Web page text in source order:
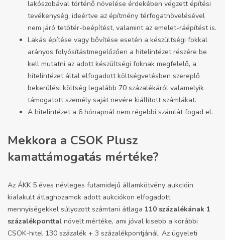
lakószobával történő növelése érdekében végzett építési
tevékenység, ideértve az építmény térfogatnövelésével
nem járó tetőtér-beépítést, valamint az emelet-ráépítést is.
Lakás építése vagy bővítése esetén a készültségi fokkal
arányos folyósítástmegelőzően a hitelintézet részére be
kell mutatni az adott készültségi foknak megfelelő, a
hitelintézet által elfogadott költségvetésben szereplő
bekerülési költség legalább 70 százalékáról valamelyik
támogatott személy saját nevére kiállított számlákat.
A hitelintézet a 6 hónapnál nem régebbi számlát fogad el.
Mekkora a CSOK Plusz
kamattámogatás mértéke?
Az ÁKK 5 éves névleges futamidejű államkötvény aukcióin
kialakult átlaghozamok adott aukciókon elfogadott
mennyiségekkel súlyozott számtani átlaga 110 százalékának 1
százalékponttal növelt mértéke, ami jóval kisebb a korábbi
CSOK-hitel 130 százalék + 3 százalékpontjánál. Az ügyeleti